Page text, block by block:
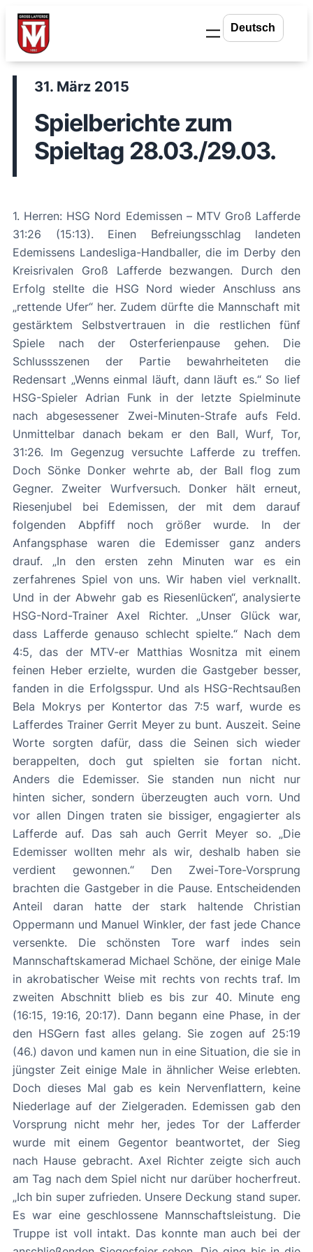
Zum
Inhalt
springen
31. März 2015
Spielberichte zum
Spieltag 28.03./29.03.
1. Herren: HSG Nord Edemissen – MTV Groß Lafferde
31:26 (15:13). Einen Befreiungsschlag landeten
Edemissens Landesliga-Handballer, die im Derby den
Kreisrivalen Groß Lafferde bezwangen. Durch den
Erfolg stellte die HSG Nord wieder Anschluss ans
„rettende Ufer“ her. Zudem dürfte die Mannschaft mit
gestärktem Selbstvertrauen in die restlichen fünf
Spiele nach der Osterferienpause gehen. Die
Schlussszenen der Partie bewahrheiteten die
Redensart „Wenns einmal läuft, dann läuft es.“ So lief
HSG-Spieler Adrian Funk in der letzte Spielminute
nach abgesessener Zwei-Minuten-Strafe aufs Feld.
Unmittelbar danach bekam er den Ball, Wurf, Tor,
31:26. Im Gegenzug versuchte Lafferde zu treffen.
Doch Sönke Donker wehrte ab, der Ball flog zum
Gegner. Zweiter Wurfversuch. Donker hält erneut,
Riesenjubel bei Edemissen, der mit dem darauf
folgenden Abpfiff noch größer wurde. In der
Anfangsphase waren die Edemisser ganz anders
drauf. „In den ersten zehn Minuten war es ein
zerfahrenes Spiel von uns. Wir haben viel verknallt.
Und in der Abwehr gab es Riesenlücken“, analysierte
HSG-Nord-Trainer Axel Richter. „Unser Glück war,
dass Lafferde genauso schlecht spielte.“ Nach dem
4:5, das der MTV-er Matthias Wosnitza mit einem
feinen Heber erzielte, wurden die Gastgeber besser,
fanden in die Erfolgsspur. Und als HSG-Rechtsaußen
Bela Mokrys per Kontertor das 7:5 warf, wurde es
Lafferdes Trainer Gerrit Meyer zu bunt. Auszeit. Seine
Worte sorgten dafür, dass die Seinen sich wieder
berappelten, doch gut spielten sie fortan nicht.
Anders die Edemisser. Sie standen nun nicht nur
hinten sicher, sondern überzeugten auch vorn. Und
vor allen Dingen traten sie bissiger, engagierter als
Lafferde auf. Das sah auch Gerrit Meyer so. „Die
Edemisser wollten mehr als wir, deshalb haben sie
verdient gewonnen.“ Den Zwei-Tore-Vorsprung
brachten die Gastgeber in die Pause. Entscheidenden
Anteil daran hatte der stark haltende Christian
Oppermann und Manuel Winkler, der fast jede Chance
versenkte. Die schönsten Tore warf indes sein
Mannschaftskamerad Michael Schöne, der einige Male
in akrobatischer Weise mit rechts von rechts traf. Im
zweiten Abschnitt blieb es bis zur 40. Minute eng
(16:15, 19:16, 20:17). Dann begann eine Phase, in der
den HSGern fast alles gelang. Sie zogen auf 25:19
(46.) davon und kamen nun in eine Situation, die sie in
jüngster Zeit einige Male in ähnlicher Weise erlebten.
Doch dieses Mal gab es kein Nervenflattern, keine
Niederlage auf der Zielgeraden. Edemissen gab den
Vorsprung nicht mehr her, jedes Tor der Lafferder
wurde mit einem Gegentor beantwortet, der Sieg
nach Hause gebracht. Axel Richter zeigte sich auch
am Tag nach dem Spiel nicht nur darüber hocherfreut.
„Ich bin super zufrieden. Unsere Deckung stand super.
Es war eine geschlossene Mannschaftsleistung. Die
Truppe ist voll intakt. Das konnte man auch bei der